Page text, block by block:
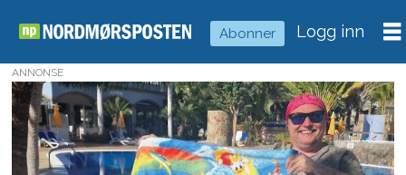
Abonner Logg inn
Tag:
veteranbiler
ANNONSE